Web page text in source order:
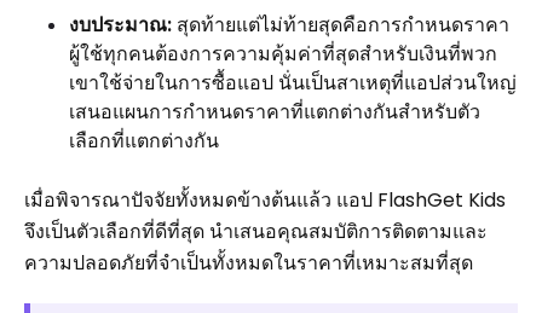
งบประมาณ: สุดท้ายแต่ไม่ท้ายสุดคือการกำหนดราคา
ผู้ใช้ทุกคนต้องการความคุ้มค่าที่สุดสำหรับเงินที่พวก
เขาใช้จ่ายในการซื้อแอป นั่นเป็นสาเหตุที่แอปส่วนใหญ่
เสนอแผนการกำหนดราคาที่แตกต่างกันสำหรับตัว
เลือกที่แตกต่างกัน
เมื่อพิจารณาปัจจัยทั้งหมดข้างต้นแล้ว แอป FlashGet Kids
จึงเป็นตัวเลือกที่ดีที่สุด นำเสนอคุณสมบัติการติดตามและ
ความปลอดภัยที่จำเป็นทั้งหมดในราคาที่เหมาะสมที่สุด